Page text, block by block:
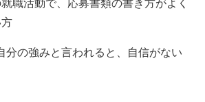
職活動で、応募書類の書き方がよく
分の強みと言われると、自信がない